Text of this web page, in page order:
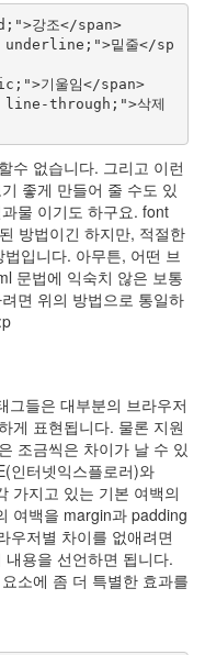
강조</span>
밑줄</sp
기울임</span>
through;">삭제
수 없습니다. 그리고 이런
좋게 만들어 줄 수도 있
물 이기도 하구요. font
방법이긴 하지만, 적절한
입니다. 아무튼, 어떤 브
문법에 익숙치 않은 보통
면 위의 방법으로 통일하
그들은 대부분의 브라우저
게 표현됩니다. 물론 지원
조금씩은 차이가 날 수 있
인터넷익스플로러)와
가지고 있는 기본 여백의
여백을 margin과 padding
우저별 차이를 없애려면
용을 선언하면 됩니다.
소에 좀 더 특별한 효과를